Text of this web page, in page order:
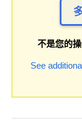
不是您的
See